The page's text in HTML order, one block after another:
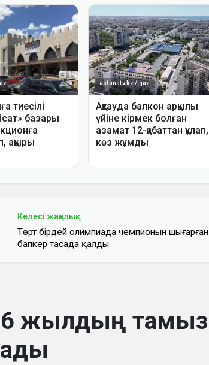
Келесі жаңалық
Төрт бірдей олимпиада чемпионын шығарған
бапкер тасада қалды
жылдың тамыз